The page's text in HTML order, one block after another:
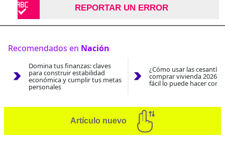
REPORTAR UN ERROR
Recomendados en Nación
Domina tus finanzas: claves
para construir estabilidad
económica y cumplir tus metas
personales
¿Cómo usar las
comprar vivienda 2026?
fácil lo puede hacer con
Artículo nuevo